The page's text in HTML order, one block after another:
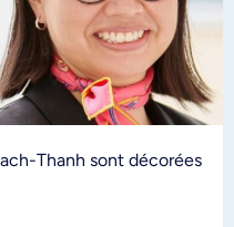
Thanh sont décorées